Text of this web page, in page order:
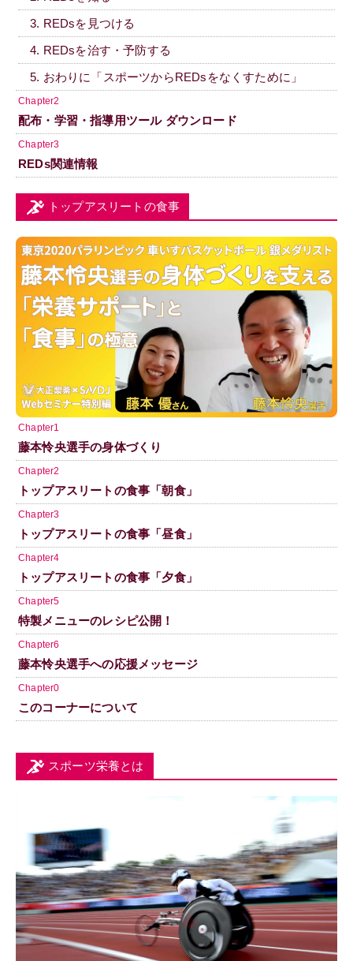
3. REDsを見つける
4. REDsを治す・予防する
5. おわりに「スポーツからREDsをなくすために」
Chapter2
配布・学習・指導用ツール ダウンロード
Chapter3
REDs関連情報
トップアスリートの食事
Chapter1
藤本怜央選手の身体づくり
Chapter2
トップアスリートの食事「朝食」
Chapter3
トップアスリートの食事「昼食」
Chapter4
トップアスリートの食事「夕食」
Chapter5
特製メニューのレシピ公開！
Chapter6
藤本怜央選手への応援メッセージ
Chapter0
このコーナーについて
スポーツ栄養とは